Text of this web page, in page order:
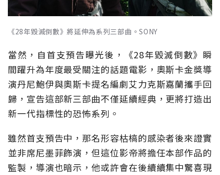
《28年毀滅倒數》將延伸為系列三部曲。SONY
當然，自首支預告曝光後，《28年毀滅倒數》瞬
間躍升為年度最受關注的話題電影，奧斯卡金獎導
演丹尼鮑伊與奧斯卡提名編劇艾力克斯嘉蘭攜手回
歸，宣告這部新三部曲不僅延續經典，更將打造出
新一代指標性的恐怖系列。
雖然首支預告中，那名形容枯槁的感染者後來證實
並非席尼墨菲飾演，但這位影帝將擔任本部作品的
監製，導演也暗示，他或許會在後續續集中驚喜現